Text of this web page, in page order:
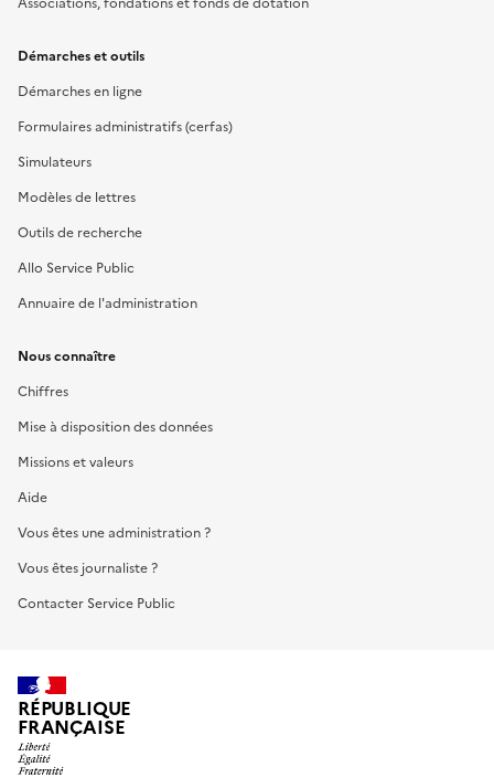
Démarches et outils
Démarches en ligne
Formulaires administratifs (cerfas)
Simulateurs
Modèles de lettres
Outils de recherche
Allo Service Public
Annuaire de l'administration
Nous connaître
Chiffres
Mise à disposition des données
Missions et valeurs
Aide
Vous êtes une administration ?
Vous êtes journaliste ?
Contacter Service Public
RÉPUBLIQUE
FRANÇAISE